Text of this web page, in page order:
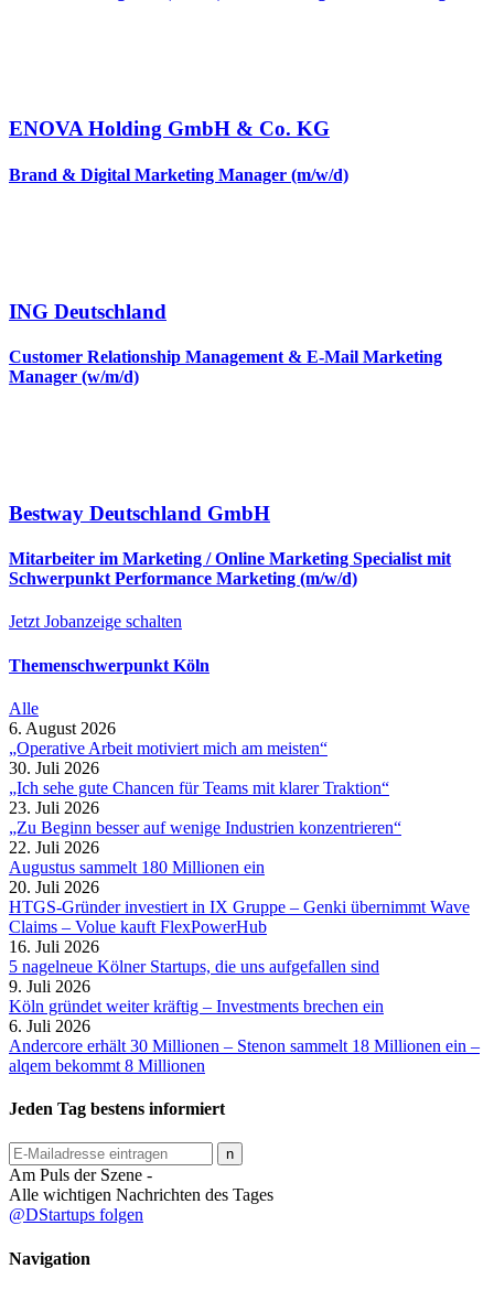
ENOVA Holding GmbH & Co. KG
Brand & Digital Marketing Manager (m/w/d)
ING Deutschland
Customer Relationship Management & E-Mail Marketing
Manager (w/m/d)
Bestway Deutschland GmbH
Mitarbeiter im Marketing / Online Marketing Specialist mit
Schwerpunkt Performance Marketing (m/w/d)
Jetzt Jobanzeige schalten
Themenschwerpunkt Köln
Alle
6. August 2026
„Operative Arbeit motiviert mich am meisten“
30. Juli 2026
„Ich sehe gute Chancen für Teams mit klarer Traktion“
23. Juli 2026
„Zu Beginn besser auf wenige Industrien konzentrieren“
22. Juli 2026
Augustus sammelt 180 Millionen ein
20. Juli 2026
HTGS-Gründer investiert in IX Gruppe – Genki übernimmt Wave
Claims – Volue kauft FlexPowerHub
16. Juli 2026
5 nagelneue Kölner Startups, die uns aufgefallen sind
9. Juli 2026
Köln gründet weiter kräftig – Investments brechen ein
6. Juli 2026
Andercore erhält 30 Millionen – Stenon sammelt 18 Millionen ein –
alqem bekommt 8 Millionen
Jeden Tag bestens informiert
Am Puls der Szene -
Alle wichtigen Nachrichten des Tages
@DStartups folgen
Navigation